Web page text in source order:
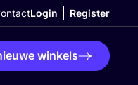
Login Register
winkels